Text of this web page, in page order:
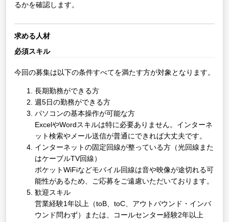
るかを確認します。
求める人材
必須スキル
今回の募集は以下の条件すべてを満たす方が対象となります。
長期勤務ができる方
週5日の勤務ができる方
パソコンの基本操作が可能な方
ExcelやWordスキルは特に必要ありません。インターネ
ット検索やメール送信が普通にできれば大丈夫です。
インターネットの固定回線が整っている方（光回線また
はケーブルTV回線）
ポケットWiFiなどモバイル回線は音や映像が途切れる可
能性があるため、ご応募をご遠慮いただいております。
歓迎スキル
営業経験1年以上（toB、toC、アウトバウンド・インバ
ウンド問わず）または、コールセンター経験2年以上